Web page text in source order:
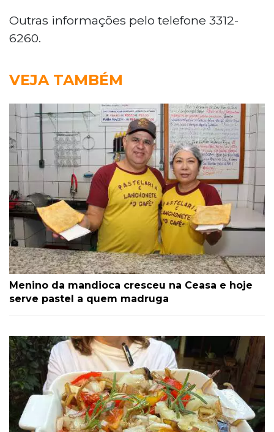
Outras informações pelo telefone 3312-
6260.
VEJA TAMBÉM
Menino da mandioca cresceu na Ceasa e hoje
serve pastel a quem madruga